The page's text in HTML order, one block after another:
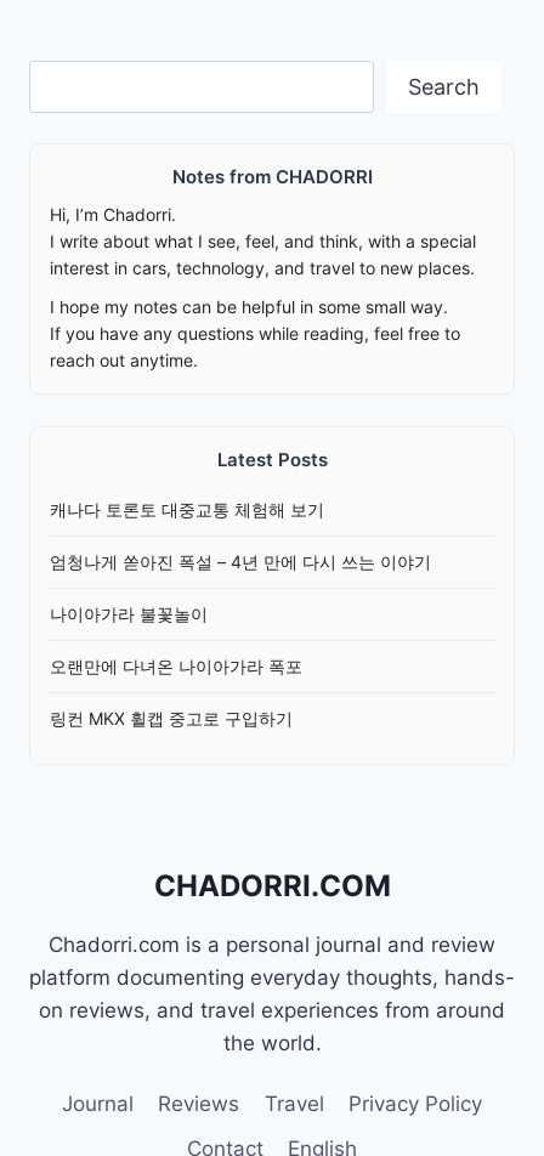
Search
Notes from CHADORRI
Hi, I’m Chadorri.
I write about what I see, feel, and think, with a special
interest in cars, technology, and travel to new places.
I hope my notes can be helpful in some small way.
If you have any questions while reading, feel free to
reach out anytime.
Latest Posts
캐나다 토론토 대중교통 체험해 보기
엄청나게 쏟아진 폭설 – 4년 만에 다시 쓰는 이야기
나이아가라 불꽃놀이
오랜만에 다녀온 나이아가라 폭포
링컨 MKX 휠캡 중고로 구입하기
CHADORRI.COM
Chadorri.com is a personal journal and review
platform documenting everyday thoughts, hands-
on reviews, and travel experiences from around
the world.
Journal Reviews Travel
Privacy Policy
Contact
English